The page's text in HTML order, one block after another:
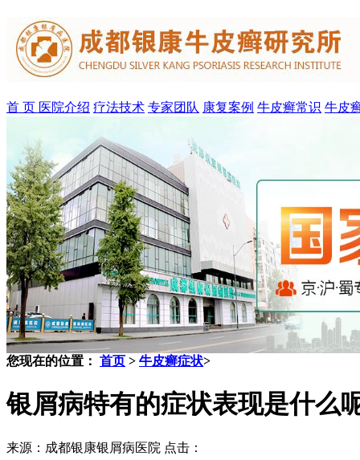
首 页 医院介绍 疗法技术 专家团队 康复案例 牛皮癣常识 牛皮
您现在的位置： 首页 > 牛皮癣症状>
银屑病特有的症状表现是什么
来源：成都银康银屑病医院 点击：